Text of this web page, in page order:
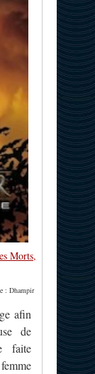
Morts,
: Dhampir
afin
de
faite